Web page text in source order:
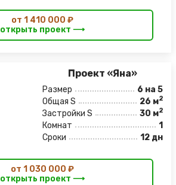
от 1 410 000 ₽
открыть проект ⟶
Проект «Яна»
Размер
6 на 5
Общая S
26 м2
Застройки S 30 м2
Комнат
1
Сроки
12 дн
от 1 030 000 ₽
открыть проект ⟶